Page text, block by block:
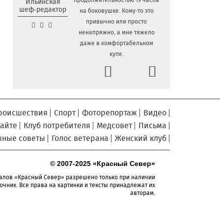
общественных наблюдателей к
предстоящим выборам
О лечении и профилактике
болезней суставов вологжанам
расскажут по «Телефону здоровья»
На Горбатом мосту в
Вологде приступили к устройству опор и
У Никольского источника
под Вологдой появится колокольня с
курантами
4.08.2026 14:49 Новая баскетбольная
4.08.2026 14:22 На модернизацию 42
образовательных объектов Вологодчины
Ильинская
шеф-редактор
на боковушке. Кому-то это
привычно или просто
ненапряжно, а мне тяжело
даже в комфортабельном
купе.
Спорт Фоторепортаж
Видео
Клуб потребителя Медсовет
Письма
советы
Голос ветерана Женский клуб
© 2007-2025 «Красный Север»
«Красный Север» разрешено только при наличии
Все права на картинки и тексты принадлежат их
авторам.